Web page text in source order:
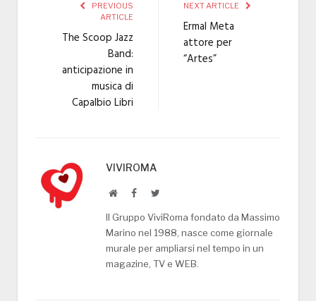
PREVIOUS
ARTICLE
The Scoop Jazz
Band:
anticipazione in
musica di
Capalbio Libri
NEXT ARTICLE
Ermal Meta
attore per
“Artes”
VIVIROMA
WebsiteFacebookTwitter
Il Gruppo ViviRoma fondato da Massimo
Marino nel 1988, nasce come giornale
murale per ampliarsi nel tempo in un
magazine, TV e WEB.